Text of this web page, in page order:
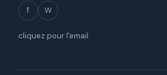
f W
cliquez pour l'email